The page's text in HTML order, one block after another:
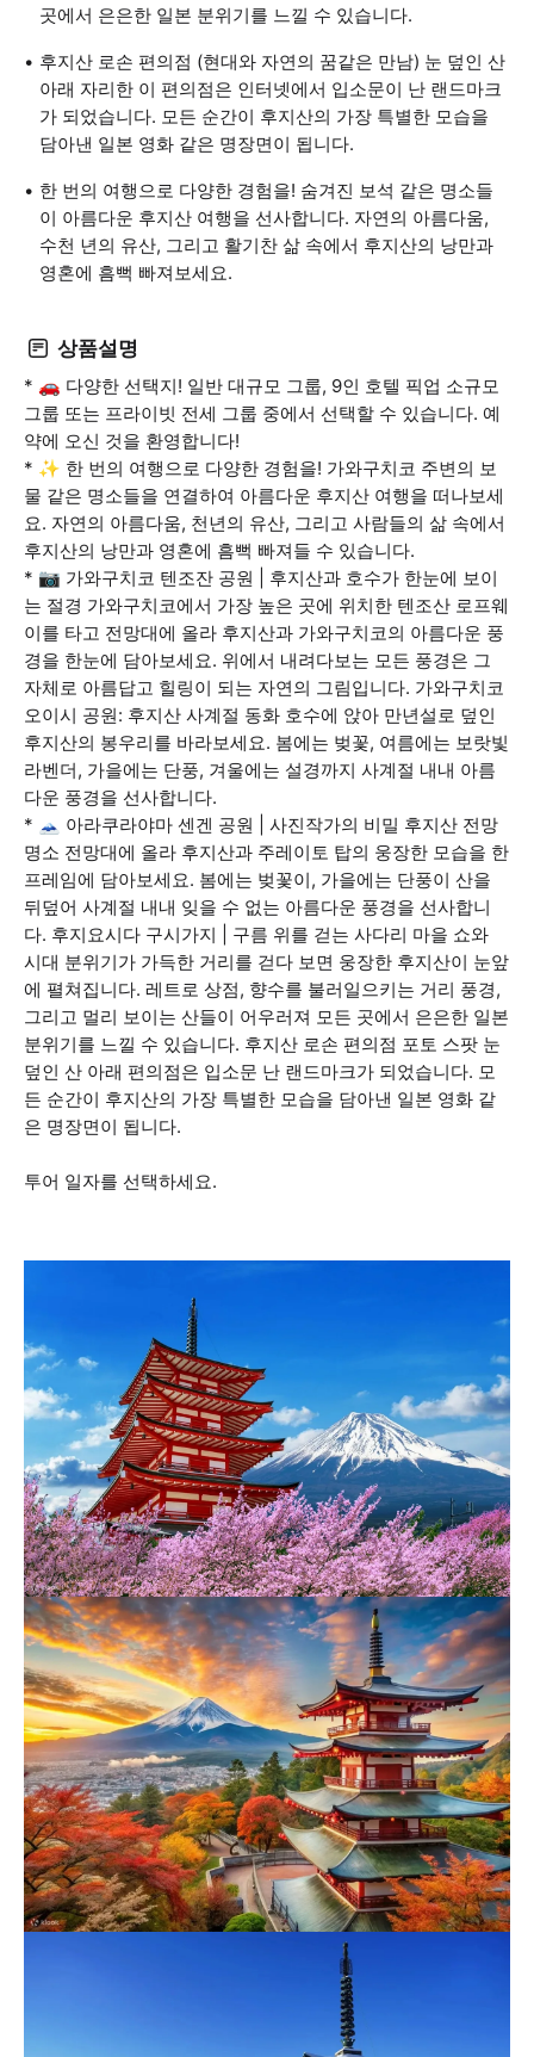
곳에서 은은한 일본 분위기를 느낄 수 있습니다.
후지산 로손 편의점 (현대와 자연의 꿈같은 만남) 눈 덮인 산
아래 자리한 이 편의점은 인터넷에서 입소문이 난 랜드마크
가 되었습니다. 모든 순간이 후지산의 가장 특별한 모습을
담아낸 일본 영화 같은 명장면이 됩니다.
한 번의 여행으로 다양한 경험을! 숨겨진 보석 같은 명소들
이 아름다운 후지산 여행을 선사합니다. 자연의 아름다움,
수천 년의 유산, 그리고 활기찬 삶 속에서 후지산의 낭만과
영혼에 흠뻑 빠져보세요.
상품설명
* 🚗 다양한 선택지! 일반 대규모 그룹, 9인 호텔 픽업 소규모
그룹 또는 프라이빗 전세 그룹 중에서 선택할 수 있습니다. 예
약에 오신 것을 환영합니다!
* ✨ 한 번의 여행으로 다양한 경험을! 가와구치코 주변의 보
물 같은 명소들을 연결하여 아름다운 후지산 여행을 떠나보세
요. 자연의 아름다움, 천년의 유산, 그리고 사람들의 삶 속에서
후지산의 낭만과 영혼에 흠뻑 빠져들 수 있습니다.
* 📷 가와구치코 텐조잔 공원 | 후지산과 호수가 한눈에 보이
는 절경 가와구치코에서 가장 높은 곳에 위치한 텐조산 로프웨
이를 타고 전망대에 올라 후지산과 가와구치코의 아름다운 풍
경을 한눈에 담아보세요. 위에서 내려다보는 모든 풍경은 그
자체로 아름답고 힐링이 되는 자연의 그림입니다. 가와구치코
오이시 공원: 후지산 사계절 동화 호수에 앉아 만년설로 덮인
후지산의 봉우리를 바라보세요. 봄에는 벚꽃, 여름에는 보랏빛
라벤더, 가을에는 단풍, 겨울에는 설경까지 사계절 내내 아름
다운 풍경을 선사합니다.
* 🗻 아라쿠라야마 센겐 공원 | 사진작가의 비밀 후지산 전망
명소 전망대에 올라 후지산과 주레이토 탑의 웅장한 모습을 한
프레임에 담아보세요. 봄에는 벚꽃이, 가을에는 단풍이 산을
뒤덮어 사계절 내내 잊을 수 없는 아름다운 풍경을 선사합니
다. 후지요시다 구시가지 | 구름 위를 걷는 사다리 마을 쇼와
시대 분위기가 가득한 거리를 걷다 보면 웅장한 후지산이 눈앞
에 펼쳐집니다. 레트로 상점, 향수를 불러일으키는 거리 풍경,
그리고 멀리 보이는 산들이 어우러져 모든 곳에서 은은한 일본
분위기를 느낄 수 있습니다. 후지산 로손 편의점 포토 스팟 눈
덮인 산 아래 편의점은 입소문 난 랜드마크가 되었습니다. 모
든 순간이 후지산의 가장 특별한 모습을 담아낸 일본 영화 같
은 명장면이 됩니다.
투어 일자를 선택하세요.